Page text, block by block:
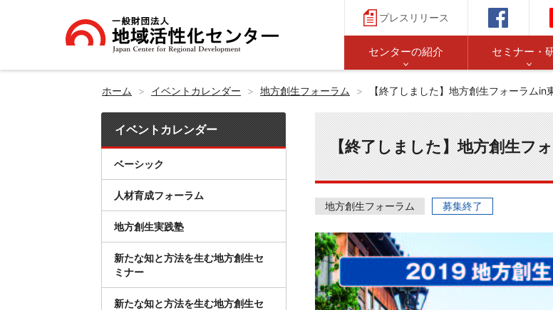
プレスリリース
センターの紹介 セミナー・
ホーム イベントカレンダー 地方創生フォーラム 【終了しました】地方創生フォーラムin
【終了しました】地方創生フ
地方創生フォーラム 募集終了
イベントカレンダー
ベーシック
人材育成フォーラム
地方創生実践塾
新たな知と方法を生む地方創生セ
ミナー
新たな知と方法を生む地方創生セ